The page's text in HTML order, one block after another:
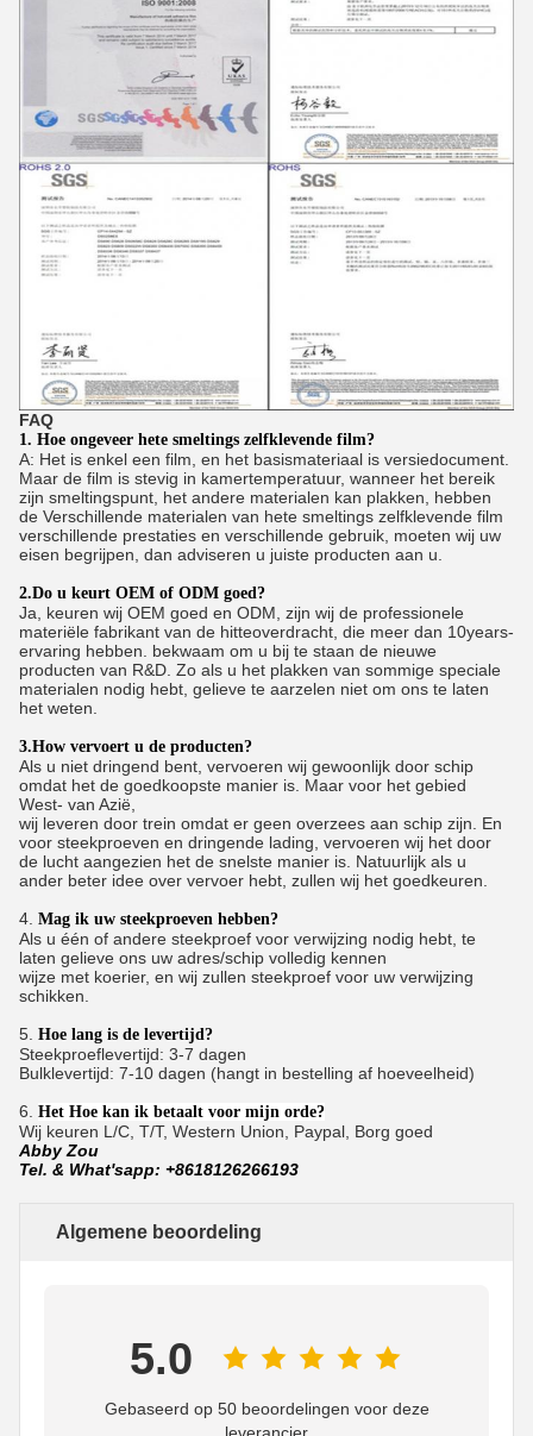
FAQ
1. Hoe ongeveer hete smeltings zelfklevende film?
A: Het is enkel een film, en het basismateriaal is versiedocument.
Maar de film is stevig in kamertemperatuur, wanneer het bereik
zijn smeltingspunt, het andere materialen kan plakken, hebben
de Verschillende materialen van hete smeltings zelfklevende film
verschillende prestaties en verschillende gebruik, moeten wij uw
eisen begrijpen, dan adviseren u juiste producten aan u.
2.Do u keurt OEM of ODM goed?
Ja, keuren wij OEM goed en ODM, zijn wij de professionele
materiële fabrikant van de hitteoverdracht, die meer dan 10years-
ervaring hebben. bekwaam om u bij te staan de nieuwe
producten van R&D. Zo als u het plakken van sommige speciale
materialen nodig hebt, gelieve te aarzelen niet om ons te laten
het weten.
3.How vervoert u de producten?
Als u niet dringend bent, vervoeren wij gewoonlijk door schip
omdat het de goedkoopste manier is. Maar voor het gebied
West- van Azië,
wij leveren door trein omdat er geen overzees aan schip zijn. En
voor steekproeven en dringende lading, vervoeren wij het door
de lucht aangezien het de snelste manier is. Natuurlijk als u
ander beter idee over vervoer hebt, zullen wij het goedkeuren.
4. Mag ik uw steekproeven hebben?
Als u één of andere steekproef voor verwijzing nodig hebt, te
laten gelieve ons uw adres/schip volledig kennen
wijze met koerier, en wij zullen steekproef voor uw verwijzing
schikken.
5. Hoe lang is de levertijd?
Steekproeflevertijd: 3-7 dagen
Bulklevertijd: 7-10 dagen (hangt in bestelling af hoeveelheid)
6. Het Hoe kan ik betaalt voor mijn orde?
Wij keuren L/C, T/T, Western Union, Paypal, Borg goed
Abby Zou
Tel. & What'sapp: +8618126266193
Algemene beoordeling
5.0
Gebaseerd op 50 beoordelingen voor deze